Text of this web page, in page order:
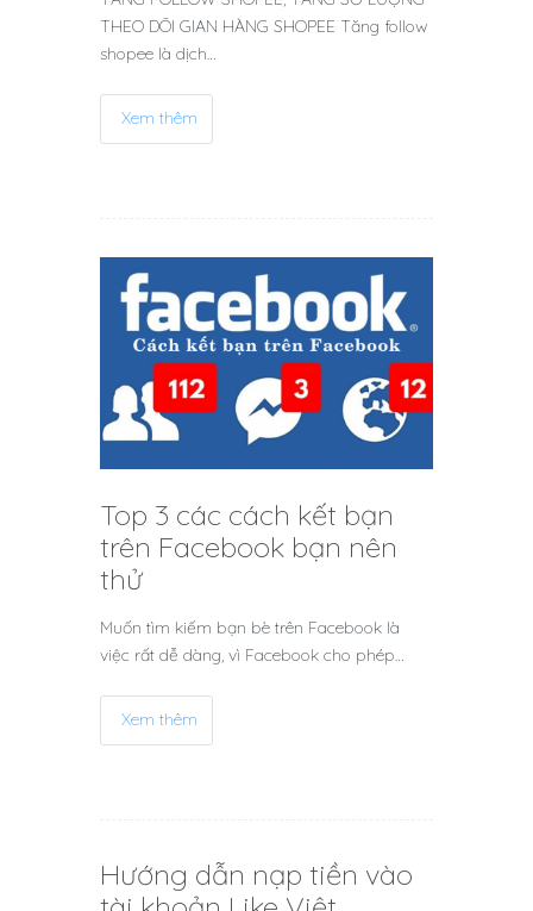
THEO DÕI GIAN HÀNG SHOPEE Tăng follow
shopee là dịch…
Xem thêm
Top 3 các cách kết bạn
trên Facebook bạn nên
thử
Muốn tìm kiếm bạn bè trên Facebook là
việc rất dễ dàng, vì Facebook cho phép…
Xem thêm
Hướng dẫn nạp tiền vào